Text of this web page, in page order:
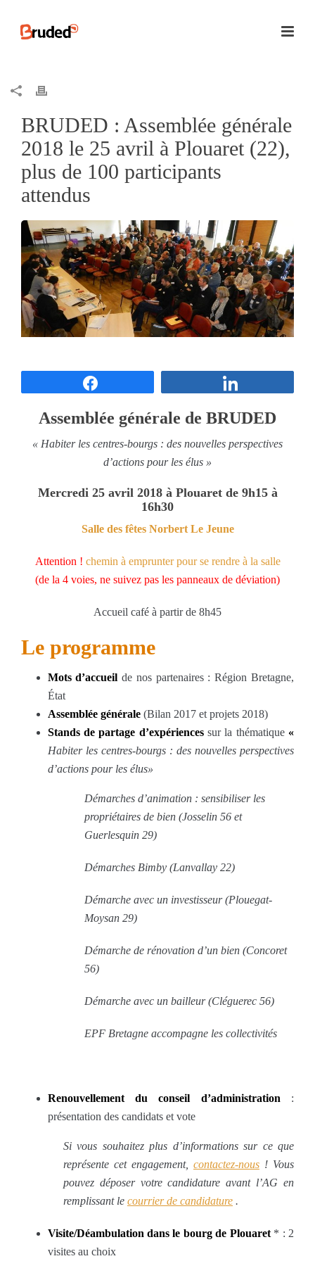
BRUDED : Assemblée générale
2018 le 25 avril à Plouaret (22),
plus de 100 participants
attendus
Assemblée générale de BRUDED
« Habiter les centres-bourgs : des nouvelles perspectives
d’actions pour les élus »
Mercredi 25 avril 2018 à Plouaret de 9h15 à
16h30
Salle des fêtes Norbert Le Jeune
Attention ! chemin à emprunter pour se rendre à la salle
(de la 4 voies, ne suivez pas les panneaux de déviation)
Accueil café à partir de 8h45
Le programme
Mots d’accueil de nos partenaires : Région Bretagne,
État
Assemblée générale(Bilan 2017 et projets 2018)
Stands de partage d’expériencessur la thématique«
Habiter les centres-bourgs : des nouvelles perspectives
d’actions pour les élus»
Démarches d’animation : sensibiliser les
propriétaires de bien (Josselin 56 et
Guerlesquin 29)
Démarches Bimby (Lanvallay 22)
Démarche avec un investisseur (Plouegat-
Moysan 29)
Démarche de rénovation d’un bien (Concoret
56)
Démarche avec un bailleur (Cléguerec 56)
EPF Bretagne accompagne les collectivités
Renouvellement du conseil d’administration :
présentation des candidats et vote
Si vous souhaitez plus d’informations sur ce que
représente cet engagement, contactez-nous ! Vous
pouvez déposer votre candidature avant l’AG en
remplissant le courrier de candidature .
Visite/Déambulation dans le bourg de Plouaret* : 2
visites au choix